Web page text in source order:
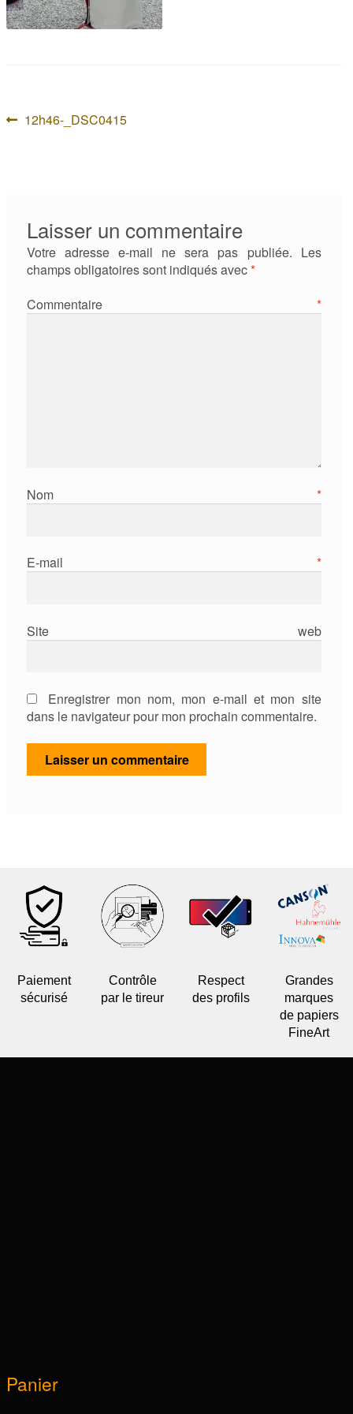
Navigation
Article
12h46-_DSC0415
Laisser un commentaire
Votre adresse e-mail ne sera pas publiée. Les
champs obligatoires sont indiqués avec*
Commentaire *
Nom *
E-mail *
Site web
Enregistrer mon nom, mon e-mail et mon site
dans le navigateur pour mon prochain commentaire.
Paiement
sécurisé
Contrôle
par le tireur
Respect
des profils
Grandes
marques
de papiers
FineArt
Panier